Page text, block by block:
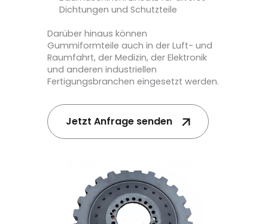
Dichtungen und Schutzteile
Darüber hinaus können
Gummiformteile auch in der Luft- und
Raumfahrt, der Medizin, der Elektronik
und anderen industriellen
Fertigungsbranchen eingesetzt werden.
Jetzt Anfrage senden